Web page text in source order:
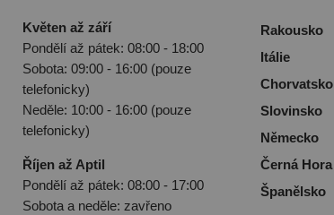
Květen až září
Pondělí až pátek: 08:00 - 18:00
Sobota: 09:00 - 16:00 (pouze
telefonicky)
Neděle: 10:00 - 16:00 (pouze
telefonicky)
Říjen až Aptil
Pondělí až pátek: 08:00 - 17:00
Sobota a neděle: zavřeno
Rakousko
Itálie
Chorvatsko
Slovinsko
Německo
Černá Hora
Španělsko